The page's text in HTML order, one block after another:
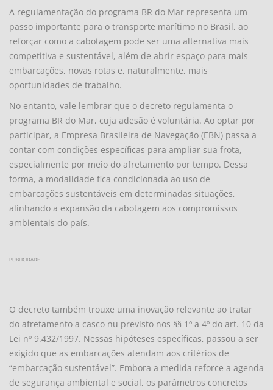
A regulamentação do programa BR do Mar representa um
passo importante para o transporte marítimo no Brasil, ao
reforçar como a cabotagem pode ser uma alternativa mais
competitiva e sustentável, além de abrir espaço para mais
embarcações, novas rotas e, naturalmente, mais
oportunidades de trabalho.
No entanto, vale lembrar que o decreto regulamenta o
programa BR do Mar, cuja adesão é voluntária. Ao optar por
participar, a Empresa Brasileira de Navegação (EBN) passa a
contar com condições específicas para ampliar sua frota,
especialmente por meio do afretamento por tempo. Dessa
forma, a modalidade fica condicionada ao uso de
embarcações sustentáveis em determinadas situações,
alinhando a expansão da cabotagem aos compromissos
ambientais do país.
PUBLICIDADE
O decreto também trouxe uma inovação relevante ao tratar
do afretamento a casco nu previsto nos §§ 1º a 4º do art. 10 da
Lei nº 9.432/1997. Nessas hipóteses específicas, passou a ser
exigido que as embarcações atendam aos critérios de
“embarcação sustentável”. Embora a medida reforce a agenda
de segurança ambiental e social, os parâmetros concretos